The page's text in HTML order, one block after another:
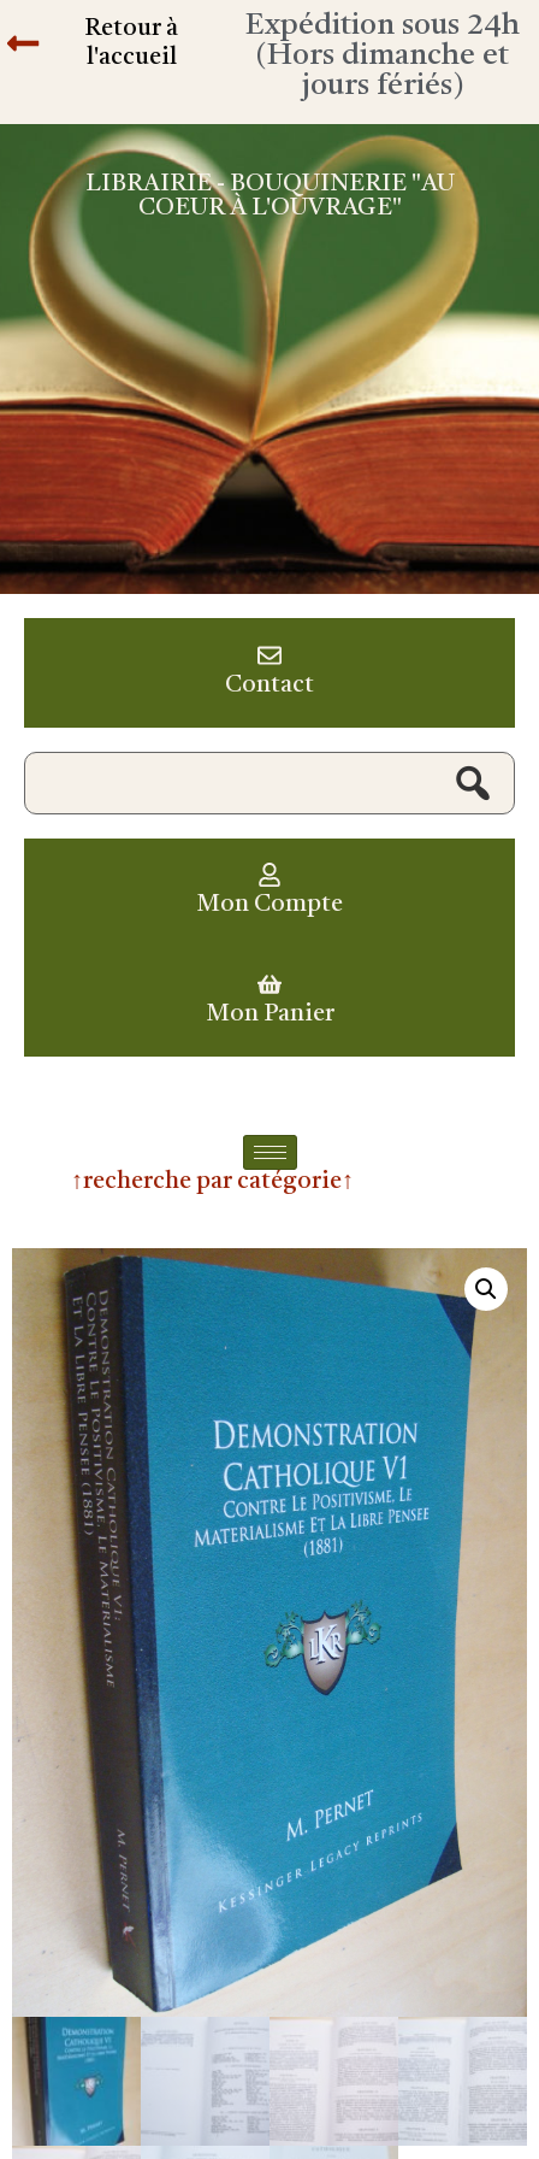
Retour à
l'accueil
Expédition sous 24h
(Hors dimanche et
jours fériés)
LIBRAIRIE - BOUQUINERIE "AU
COEUR À L'OUVRAGE"
Contact
Mon Compte
Mon Panier
↑recherche par catégorie↑